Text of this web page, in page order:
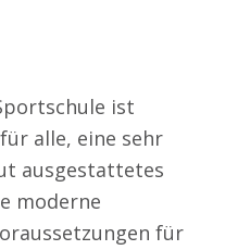
ist
alle, eine sehr
ausgestattetes
moderne
für